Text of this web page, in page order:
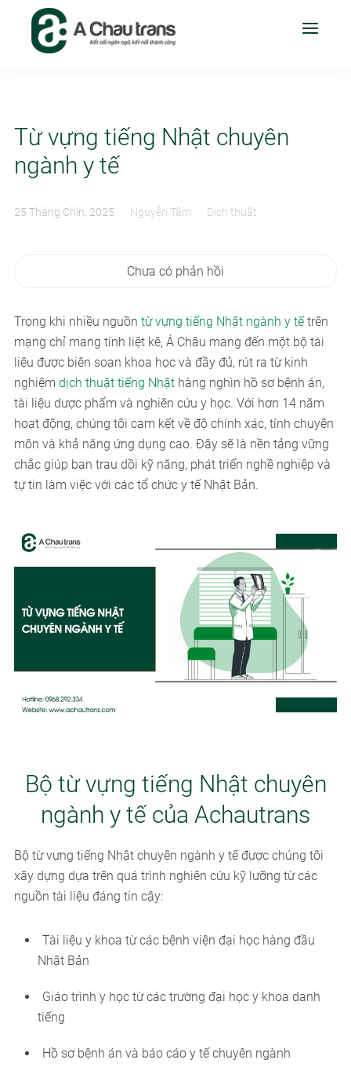
Từ vựng tiếng Nhật chuyên
ngành y tế
25 Tháng Chín, 2025 Nguyễn Tâm Dịch thuật
Chưa có phản hồi
Trong khi nhiều nguồn từ vựng tiếng Nhật ngành y tếtrên
mạng chỉ mang tính liệt kê, Á Châu mang đến một bộ tài
liệu được biên soạn khoa học và đầy đủ, rút ra từ kinh
nghiệm dịch thuật tiếng Nhậthàng nghìn hồ sơ bệnh án,
tài liệu dược phẩm và nghiên cứu y học. Với hơn 14 năm
hoạt động, chúng tôi cam kết về độ chính xác, tính chuyên
môn và khả năng ứng dụng cao. Đây sẽ là nền tảng vững
chắc giúp bạn trau dồi kỹ năng, phát triển nghề nghiệp và
tự tin làm việc với các tổ chức y tế Nhật Bản.
Bộ từ vựng tiếng Nhật chuyên
ngành y tế của Achautrans
Bộ từ vựng tiếng Nhật chuyên ngành y tế được chúng tôi
xây dựng dựa trên quá trình nghiên cứu kỹ lưỡng từ các
nguồn tài liệu đáng tin cậy:
Tài liệu y khoa từ các bệnh viện đại học hàng đầu
Nhật Bản
Giáo trình y học từ các trường đại học y khoa danh
tiếng
Hồ sơ bệnh án và báo cáo y tế chuyên ngành